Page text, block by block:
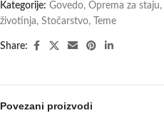
Kategorije: Govedo, Oprema za staju,
životinja, Stočarstvo, Teme
Share:
Povezani proizvodi